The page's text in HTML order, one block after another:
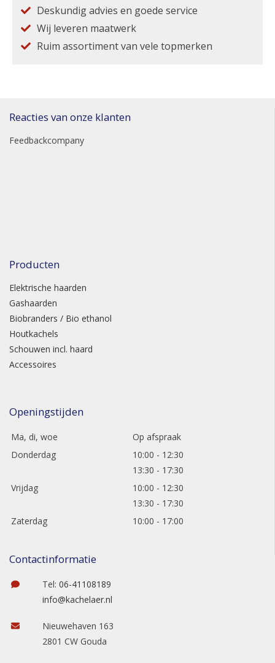
Deskundig advies en goede service
Wij leveren maatwerk
Ruim assortiment van vele topmerken
Reacties van onze klanten
Feedbackcompany
Producten
Elektrische haarden
Gashaarden
Biobranders / Bio ethanol
Houtkachels
Schouwen incl. haard
Accessoires
Openingstijden
Ma, di, woe
Op afspraak
Donderdag
10:00 - 12:30
13:30 - 17:30
Vrijdag
10:00 - 12:30
13:30 - 17:30
Zaterdag
10:00 - 17:00
Contactinformatie
Tel: 06-41108189
info@kachelaer.nl
Nieuwehaven 163
2801 CW Gouda